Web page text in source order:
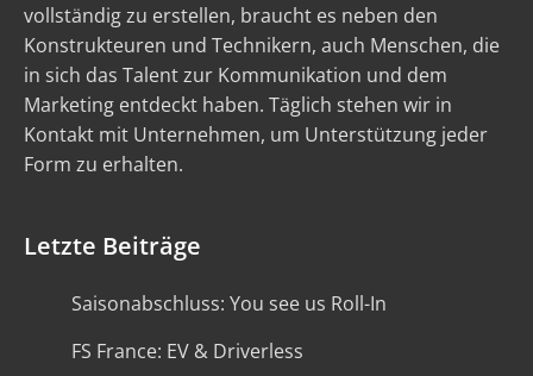
vollständig zu erstellen, braucht es neben den
Konstrukteuren und Technikern, auch Menschen, die
in sich das Talent zur Kommunikation und dem
Marketing entdeckt haben. Täglich stehen wir in
Kontakt mit Unternehmen, um Unterstützung jeder
Form zu erhalten.
Letzte Beiträge
Saisonabschluss: You see us Roll-In
FS France: EV & Driverless